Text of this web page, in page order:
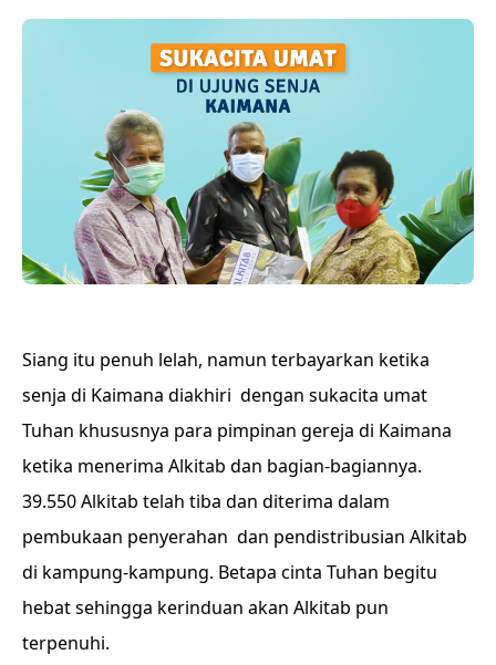
Siang itu penuh lelah, namun terbayarkan ketika
senja di Kaimana diakhiri dengan sukacita umat
Tuhan khususnya para pimpinan gereja di Kaimana
ketika menerima Alkitab dan bagian-bagiannya.
39.550 Alkitab telah tiba dan diterima dalam
pembukaan penyerahan dan pendistribusian Alkitab
di kampung-kampung. Betapa cinta Tuhan begitu
hebat sehingga kerinduan akan Alkitab pun
terpenuhi.